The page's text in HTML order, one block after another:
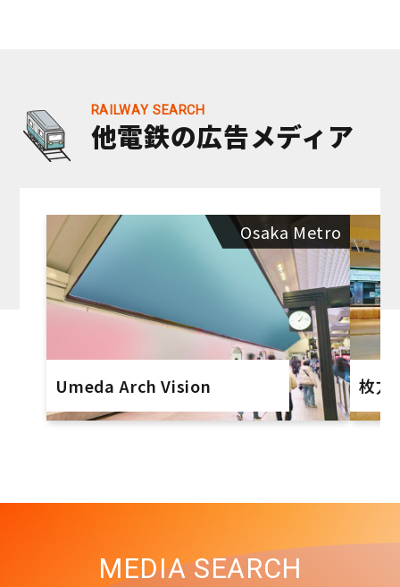
他電鉄の広告メディア
Umeda Arch Vision
Osaka Metro
枚方
MEDIA SEARCH